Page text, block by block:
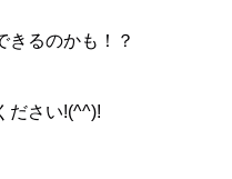
きるのかも！？
ださい!(^^)!